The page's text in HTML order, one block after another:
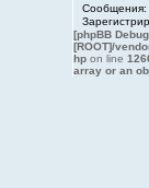
Сообщения:
[phpBB
[ROOT]/
hpon line
array or an